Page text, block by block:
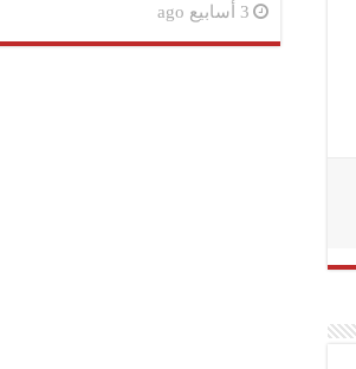
3 أسابيع ago